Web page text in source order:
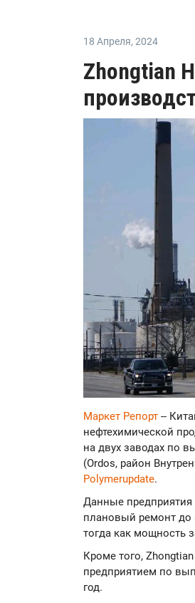
18 Апреля, 2024
Zhongtian
Маркет Репорт --
нефтехимической
на двух заводах по
(Ordos, район
Polymerupdate.
Данные
плановый ремонт до
тогда как мощность
Кроме того,
предприятием по
год.